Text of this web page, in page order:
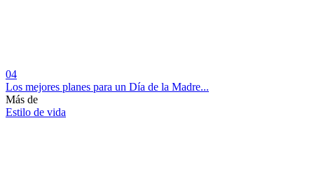
04
Los mejores planes para un Día de la Madre...
Más de
Estilo de vida